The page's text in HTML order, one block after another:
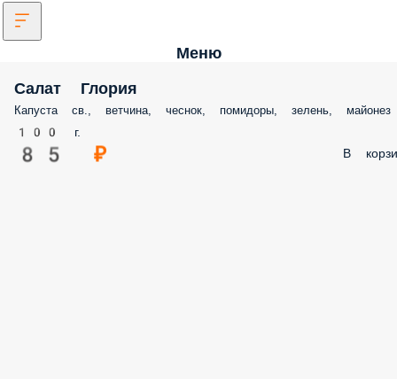
Меню
Салат Глория
Капуста св., ветчина, чеснок, помидоры, зелень, майонез
100 г.
85 ₽ В